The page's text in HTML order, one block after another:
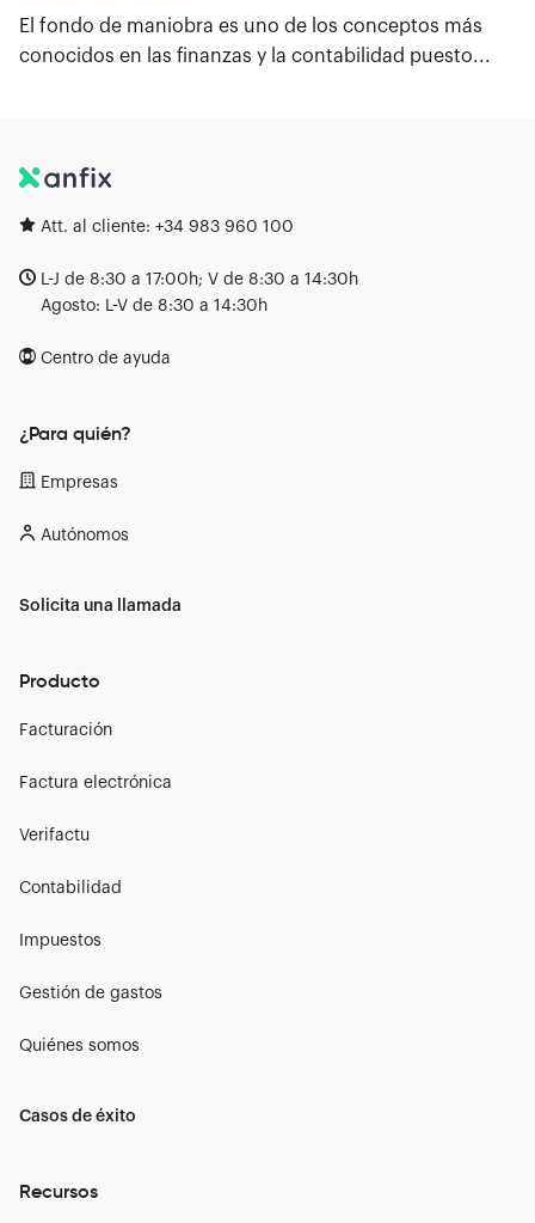
El fondo de maniobra es uno de los conceptos más
conocidos en las finanzas y la contabilidad puesto...
Att. al cliente: +34 983 960 100
L-J de 8:30 a 17:00h; V de 8:30 a 14:30h
Agosto: L-V de 8:30 a 14:30h
Centro de ayuda
¿Para quién?
Empresas
Autónomos
Solicita una llamada
Producto
Facturación
Factura electrónica
Verifactu
Contabilidad
Impuestos
Gestión de gastos
Quiénes somos
Casos de éxito
Recursos